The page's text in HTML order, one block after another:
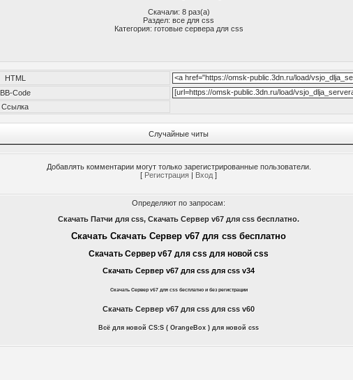
Скачали: 8 раз(а)
Раздел: все для css
Категория: готовые сервера для css
HTML
BB-Code
Ссылка
Случайные читы
Добавлять комментарии могут только зарегистрированные пользователи.
[ Регистрация | Вход ]
Определяют по запросам:
Скачать Патчи для css, Скачать Сервер v67 для css бесплатно.
Скачать Скачать Сервер v67 для css бесплатно
Скачать Сервер v67 для css для новой css
Скачать Сервер v67 для css для css v34
Скачать Сервер v67 для css бесплатно и без регистрации
Скачать Сервер v67 для css для css v60
Всё для новой CS:S ( OrangeBox ) для новой css